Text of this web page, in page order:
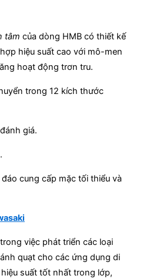
tâm của dòng HMB có thiết kế
hiệu suất cao với mô-men
hoạt động trơn tru.
trong 12 kích thước
giá.
cung cấp mặc tối thiểu và
việc phát triển các loại
quạt cho các ứng dụng di
suất tốt nhất trong lớp,